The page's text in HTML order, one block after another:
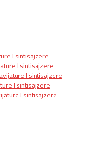
I sintisajzere
I sintisajzere
I sintisajzere
I sintisajzere
I sintisajzere